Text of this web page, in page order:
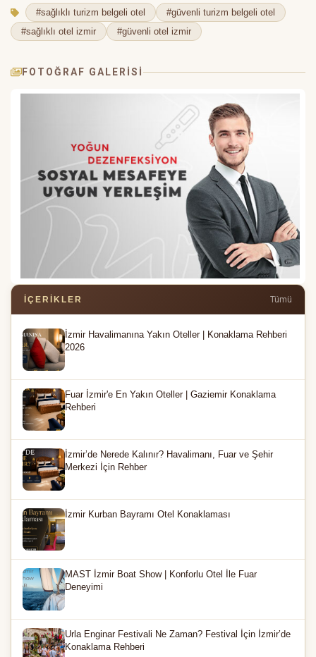
#sağlıklı turizm belgeli otel
#güvenli turizm belgeli otel
#sağlıklı otel izmir
#güvenli otel izmir
FOTOĞRAF GALERISI
İÇERIKLER Tümü
İzmir Havalimanına Yakın Oteller | Konaklama Rehberi
2026
Fuar İzmir'e En Yakın Oteller | Gaziemir Konaklama
Rehberi
İzmir’de Nerede Kalınır? Havalimanı, Fuar ve Şehir
Merkezi İçin Rehber
İzmir Kurban Bayramı Otel Konaklaması
MAST İzmir Boat Show | Konforlu Otel İle Fuar
Deneyimi
Urla Enginar Festivali Ne Zaman? Festival İçin İzmir’de
Konaklama Rehberi